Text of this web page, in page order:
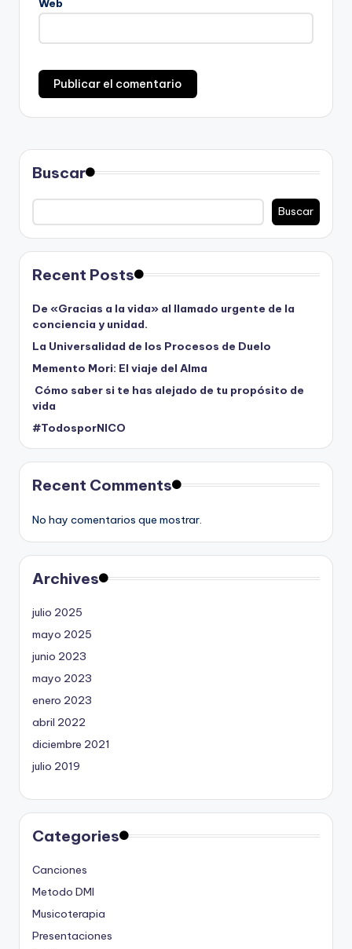
Web
Buscar
Buscar
Recent Posts
De «Gracias a la vida» al llamado urgente de la
conciencia y unidad.
La Universalidad de los Procesos de Duelo
Memento Mori: El viaje del Alma
Cómo saber si te has alejado de tu propósito de
vida
#TodosporNICO
Recent Comments
No hay comentarios que mostrar.
Archives
julio 2025
mayo 2025
junio 2023
mayo 2023
enero 2023
abril 2022
diciembre 2021
julio 2019
Categories
Canciones
Metodo DMI
Musicoterapia
Presentaciones